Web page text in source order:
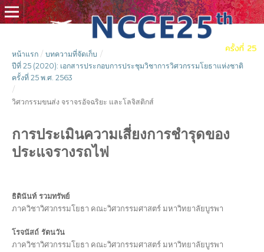
หน้าแรก / บทความที่จัดเก็บ /
ปีที่ 25 (2020): เอกสารประกอบการประชุมวิชาการวิศวกรรมโยธาแห่งชาติ
ครั้งที่ 25 พ.ศ. 2563
/
วิศวกรรมขนส่ง จราจรอัจฉริยะ และโลจิสติกส์
การประเมินความเสี่ยงการชำรุดของ
ประแจรางรถไฟ
ธิตินันท์ รวมทรัพย์
ภาควิชาวิศวกรรมโยธา คณะวิศวกรรมศาสตร์ มหาวิทยาลัยบูรพา
โรจนัสถ์ รัตนวัน
ภาควิชาวิศวกรรมโยธา คณะวิศวกรรมศาสตร์ มหาวิทยาลัยบูรพา